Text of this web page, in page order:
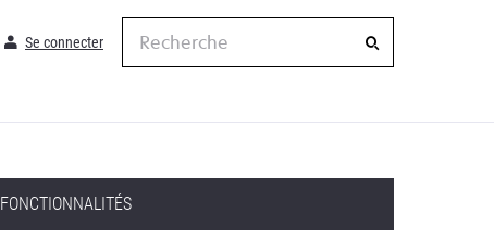
Se connecter
Recherche
FONCTIONNALITÉS